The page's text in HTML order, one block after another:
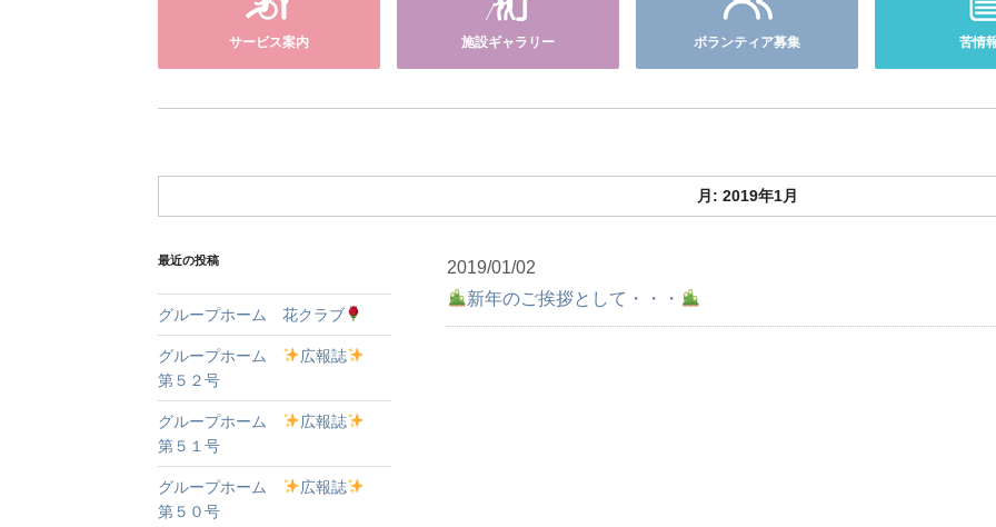
サービス案内 施設ギャラリー ボランティア募集 苦情
月: 2019年1月
2019/01/02
新年のご挨拶として・・・
最近の投稿
グループホーム 花クラブ
グループホーム
広報誌
第５２号
グループホーム
広報誌
第５１号
グループホーム
広報誌
第５０号